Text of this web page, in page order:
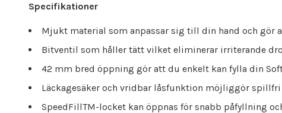
Specifikationer
Mjukt material som anpassar sig till din hand och gör
Bitventil som håller tätt vilket eliminerar irriterande
42 mm bred öppning gör att du enkelt kan fylla din
Läckagesäker och vridbar låsfunktion möjliggör
SpeedFillTM-locket kan öppnas för snabb påfyllning